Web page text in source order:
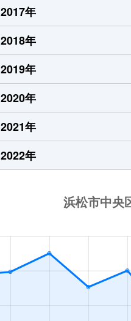
2017年
2018年
2019年
2020年
2021年
2022年